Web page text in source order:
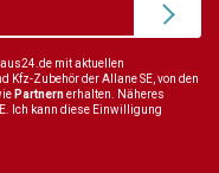
mit aktuellen
Kfz-Zubehör der Allane SE, von den
Partnernerhalten. Näheres
Ich kann diese Einwilligung